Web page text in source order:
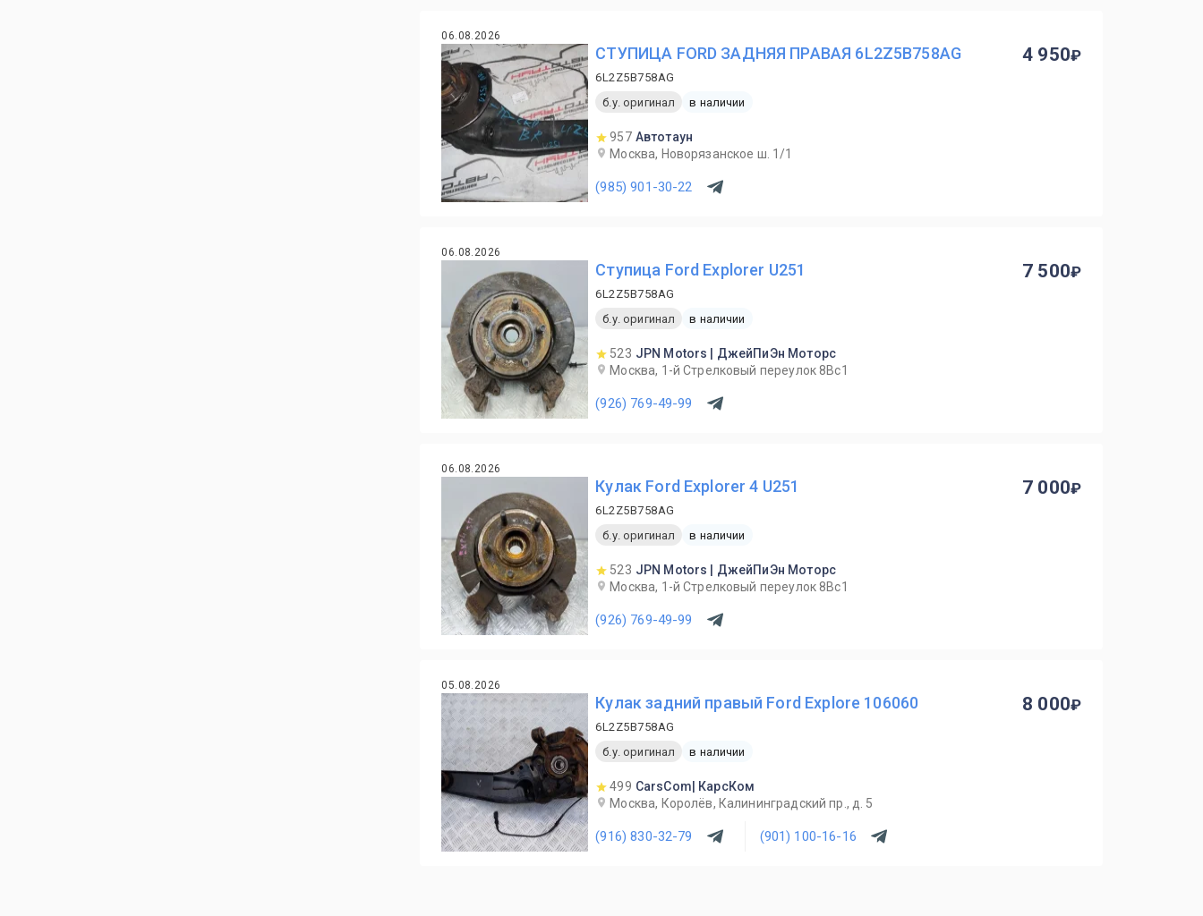
06.08.2026
СТУПИЦА FORD ЗАДНЯЯ ПРАВАЯ 6L2Z5B758AG
6L2Z5B758AG
б.у. оригинал
в наличии
957 Автотаун
Москва, Новорязанское ш. 1/1
(985) 901-30-22
4 950
06.08.2026
Ступица Ford Explorer U251
6L2Z5B758AG
б.у. оригинал
в наличии
523 JPN Motors | ДжейПиЭн Моторс
Москва, 1-й Cтрелковый переулок 8Вс1
(926) 769-49-99
7 500
06.08.2026
Кулак Ford Explorer 4 U251
6L2Z5B758AG
б.у. оригинал
в наличии
523 JPN Motors | ДжейПиЭн Моторс
Москва, 1-й Cтрелковый переулок 8Вс1
(926) 769-49-99
7 000
05.08.2026
Кулак задний правый Ford Explore 106060
6L2Z5B758AG
б.у. оригинал
в наличии
499 CarsCom| КарсКом
Москва, Королёв, Калининградский пр., д. 5
(916) 830-32-79 (901) 100-16-16
8 000